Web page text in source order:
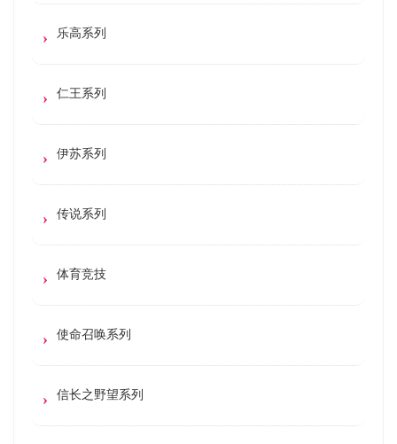
乐高系列
仁王系列
伊苏系列
传说系列
体育竞技
使命召唤系列
信长之野望系列